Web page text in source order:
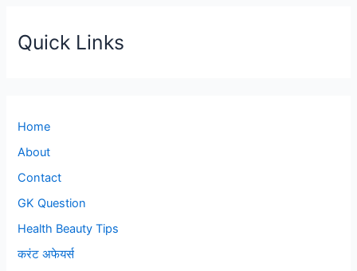
Quick Links
Home
About
Contact
GK Question
Health Beauty Tips
करंट अफेयर्स